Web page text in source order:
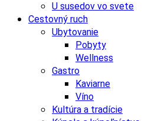
U susedov vo svete
Cestovný ruch
Ubytovanie
Pobyty
Wellness
Gastro
Kaviarne
Víno
Kultúra a tradície